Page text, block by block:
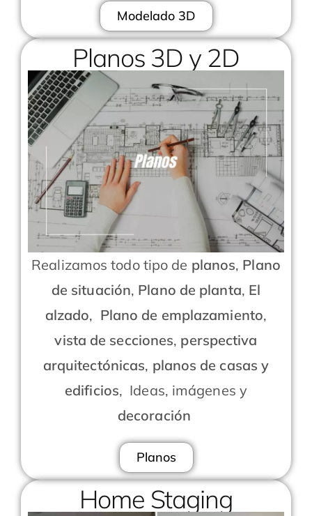
Modelado 3D
Planos 3D y 2D
Realizamos todo tipo de planos, Plano
de situación, Plano de planta, El
alzado, Plano de emplazamiento,
vista de secciones, perspectiva
arquitectónicas, planos de casas y
edificios, Ideas, imágenes y
decoración
Planos
Home Staging